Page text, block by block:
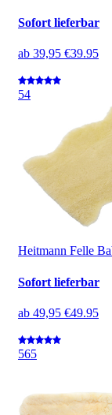
Sofort lieferbar
ab 39,95 €39.95
54
Heitmann Felle
Sofort lieferbar
ab 49,95 €49.95
565